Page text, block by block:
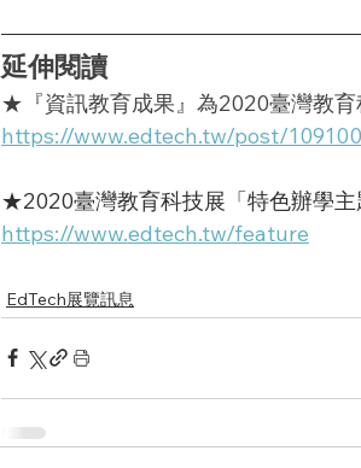
延伸閱讀
★『資訊教育成果』為2020臺灣教育
https://www.edtech.tw/post/
★2020臺灣教育科技展「特色辦學主
https://www.edtech.tw/feature
EdTech展覽訊息